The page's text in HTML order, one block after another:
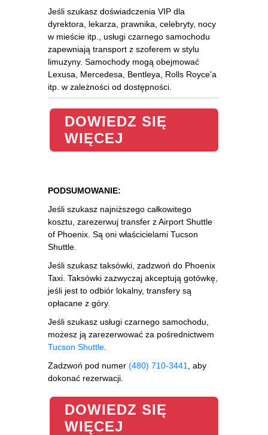
Jeśli szukasz doświadczenia VIP dla
dyrektora, lekarza, prawnika, celebryty, nocy
w mieście itp., usługi czarnego samochodu
zapewniają transport z szoferem w stylu
limuzyny. Samochody mogą obejmować
Lexusa, Mercedesa, Bentleya, Rolls Royce'a
itp. w zależności od dostępności.
DOWIEDZ SIĘ
WIĘCEJ
PODSUMOWANIE:
Jeśli szukasz najniższego całkowitego
kosztu, zarezerwuj transfer z Airport Shuttle
of Phoenix. Są oni właścicielami Tucson
Shuttle.
Jeśli szukasz taksówki, zadzwoń do Phoenix
Taxi. Taksówki zazwyczaj akceptują gotówkę,
jeśli jest to odbiór lokalny, transfery są
opłacane z góry.
Jeśli szukasz usługi czarnego samochodu,
możesz ją zarezerwować za pośrednictwem
Tucson Shuttle
Zadzwoń pod numer (480) 710-3441
, aby
dokonać rezerwacji.
DOWIEDZ SIĘ
WIĘCEJ